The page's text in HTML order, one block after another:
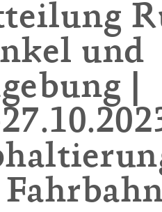
und
|